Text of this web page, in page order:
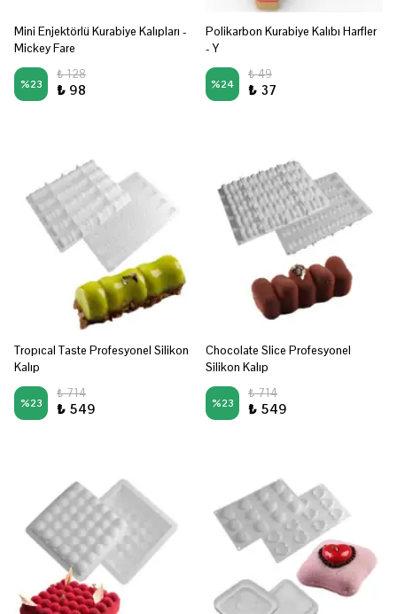
Mini Enjektörlü Kurabiye Kalıpları -
Mickey Fare
%23
₺ 128
₺ 98
Polikarbon Kurabiye Kalıbı Harfler
- Y
%24
₺ 49
₺ 37
Tropıcal Taste Profesyonel Silikon
Kalıp
%23
₺ 714
₺ 549
Chocolate Slice Profesyonel
Silikon Kalıp
%23
₺ 714
₺ 549